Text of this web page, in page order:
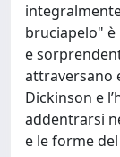
bruciapelo" è
e
attraversano
Dickinson e
addentrarsi
e le forme